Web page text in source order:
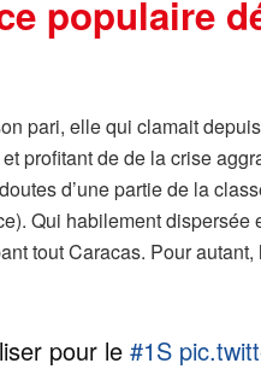
populaire
pari, elle qui clamait
profitant de de la crise
d’une partie de la
Qui habilement
tout Caracas. Pour
pour le #1S